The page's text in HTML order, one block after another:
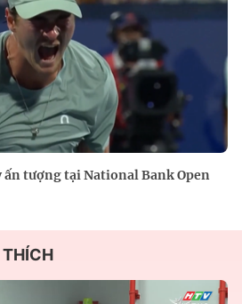
tượng tại National Bank Open
THÍCH